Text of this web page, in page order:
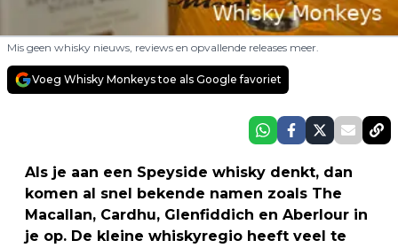
Mis geen whisky nieuws, reviews en opvallende releases meer.
Voeg Whisky Monkeys toe als Google favoriet
Als je aan een Speyside whisky denkt, dan
komen al snel bekende namen zoals The
Macallan, Cardhu, Glenfiddich en Aberlour in
je op. De kleine whiskyregio heeft veel te